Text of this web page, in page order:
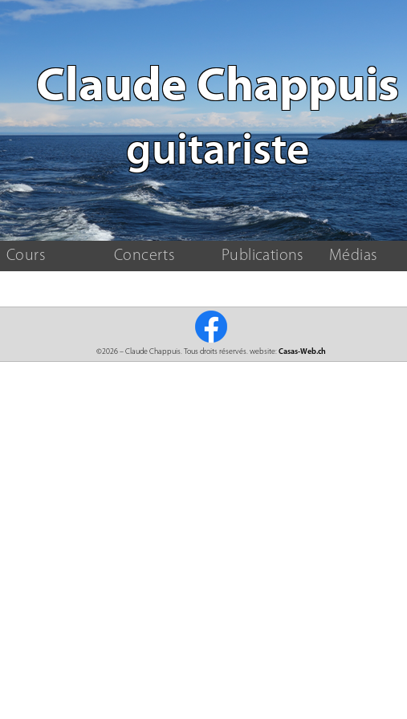
Claude Chappuis
guitariste
Cours Concerts Publications Médias
©2026 – Claude Chappuis. Tous droits réservés. website:Casas-Web.ch